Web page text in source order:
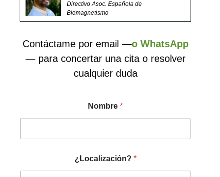
Directivo Asoc. Española de
Biomagnetismo
Contáctame por email —o WhatsApp
— para concertar una cita o resolver
cualquier duda
Nombre*
¿Localización? *